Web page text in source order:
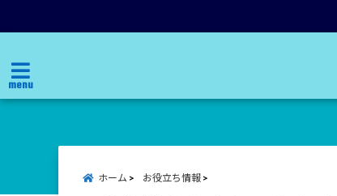
menu
ホーム お役立ち情報